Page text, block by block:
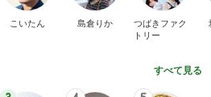
こいたん 島倉りか
つばきファク
トリー
すべて見る